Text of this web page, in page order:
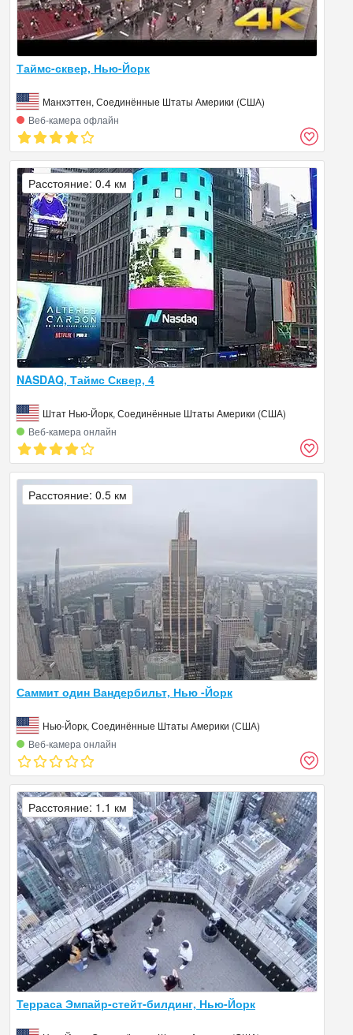
Таймс-сквер, Нью-Йорк
Манхэттен, Соединённые Штаты Америки (США)
Веб‑камера офлайн
NASDAQ, Таймс Сквер, 4
Штат Нью-Йорк, Соединённые Штаты Америки (США)
Веб‑камера онлайн
Расстояние: 0.4 км
Саммит один Вандербильт, Нью -Йорк
Нью-Йорк, Соединённые Штаты Америки (США)
Веб‑камера онлайн
Расстояние: 0.5 км
Терраса Эмпайр-стейт-билдинг, Нью-Йорк
Расстояние: 1.1 км